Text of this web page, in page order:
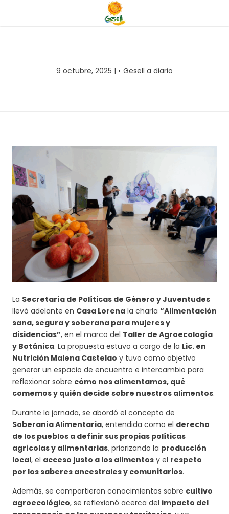
9 octubre, 2025 | Gesell a diario
La Secretaría de Políticas de Género y Juventudes
llevó adelante en Casa Lorena la charla “Alimentación
sana, segura y soberana para mujeres y
disidencias”, en el marco del Taller de Agroecología
y Botánica. La propuesta estuvo a cargo de la Lic. en
Nutrición Malena Castelao y tuvo como objetivo
generar un espacio de encuentro e intercambio para
reflexionar sobre cómo nos alimentamos, qué
comemos y quién decide sobre nuestros alimentos.
Durante la jornada, se abordó el concepto de
Soberanía Alimentaria, entendida como el derecho
de los pueblos a definir sus propias políticas
agrícolas y alimentarias, priorizando la producción
local, el acceso justo a los alimentos y el respeto
por los saberes ancestrales y comunitarios.
Además, se compartieron conocimientos sobre cultivo
agroecológico, se reflexionó acerca del impacto del